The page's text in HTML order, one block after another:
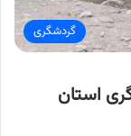
گردشگری
استان